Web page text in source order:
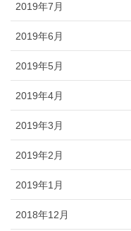
2019年7月
2019年6月
2019年5月
2019年4月
2019年3月
2019年2月
2019年1月
2018年12月